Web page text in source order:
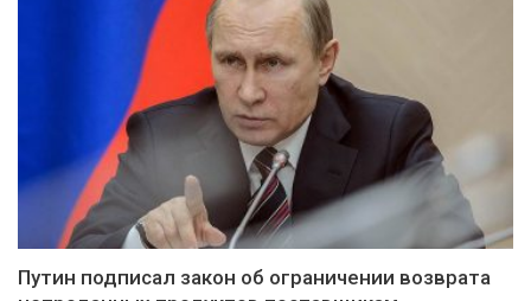
Путин подписал закон об ограничении возврата